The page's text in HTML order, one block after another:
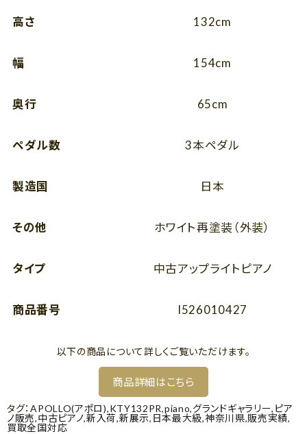
高さ 132cm
幅 154cm
奥行 65cm
ペダル数 3本ペダル
製造国 日本
その他 ホワイト再塗装（外装）
タイプ 中古アップライトピアノ
商品番号 I526010427
以下の商品について詳しくご覧いただけます。
商品詳細はこちら
タグ：APOLLO(アポロ),KTY132PR,piano,グランドギャラリー, ピア
ノ販売,中古ピアノ,新入荷,新展示, 日本最大級,神奈川県,販売実績,
買取全国対応